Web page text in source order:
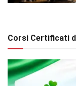
Corsi Certificati